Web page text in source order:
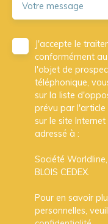
Votre message
J'accepte le
conformément
l'objet de
téléphonique,
sur la liste
prévu par
sur le site
adressé à :
Société
BLOIS CEDEX.
Pour en savoir
personnelles,